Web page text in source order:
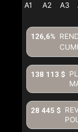
126,6%
138 113 $
28 445 $